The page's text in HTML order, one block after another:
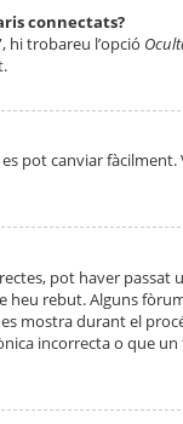
connectats?
hi trobareu l’opció
pot canviar fàcilment.
pot haver passat
rebut. Alguns
mostra durant el
incorrecta o que